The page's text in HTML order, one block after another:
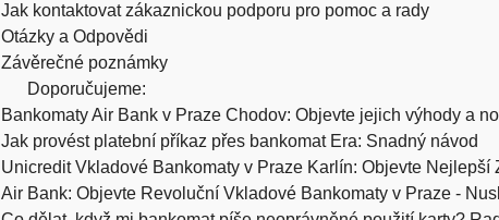
Jak kontaktovat zákaznickou​ podporu pro pomoc a rady
Otázky a⁣ Odpovědi
Závěrečné poznámky
Doporučujeme:
Bankomaty Air Bank v Praze Chodov: Objevte jejich výhody a
Jak provést platební příkaz přes bankomat Era: Snadný návod
Unicredit Vkladové Bankomaty v Praze Karlín: Objevte
Air Bank: Objevte Revoluční Vkladové Bankomaty v Praze -